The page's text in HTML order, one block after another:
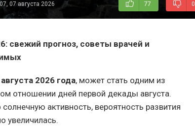
07 августа 2026 77 0
свежий прогноз, советы врачей и
2026 года, может стать одним из
отношении дней первой декады августа.
активность, вероятность развития
увеличилась.